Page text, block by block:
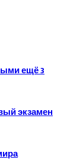
ещё 3
экзамен